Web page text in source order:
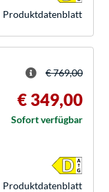
Produkt­datenblatt
€ 769,00
€ 349,00
Sofort verfügbar
Produkt­datenblatt